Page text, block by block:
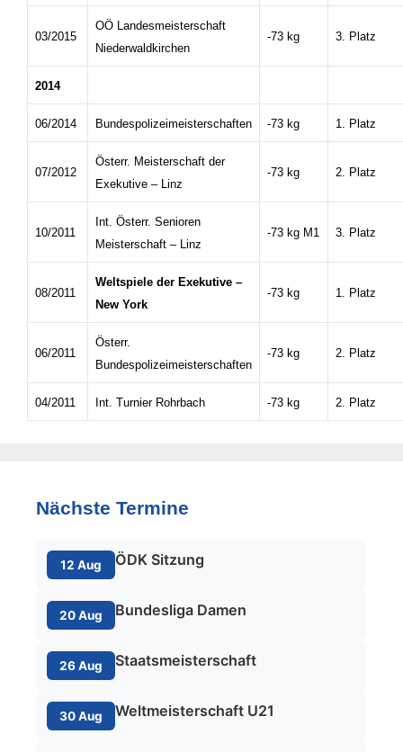
03/2015
OÖ Landesmeisterschaft
Niederwaldkirchen
-73 kg 3. Platz
2014
06/2014 Bundespolizeimeisterschaften -73 kg 1. Platz
07/2012
Österr. Meisterschaft der
Exekutive – Linz
-73 kg 2. Platz
10/2011
Int. Österr. Senioren
Meisterschaft – Linz
-73 kg M1 3. Platz
08/2011
Weltspiele der Exekutive –
New York
-73 kg 1. Platz
06/2011
Österr.
Bundespolizeimeisterschaften
-73 kg 2. Platz
04/2011 Int. Turnier Rohrbach -73 kg 2. Platz
Nächste Termine
12 Aug ÖDK Sitzung
20 Aug Bundesliga Damen
26 Aug Staatsmeisterschaft
30 Aug Weltmeisterschaft U21